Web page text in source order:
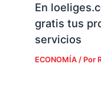
En
gratis tus
servicios
ECONOMÍA/ Por